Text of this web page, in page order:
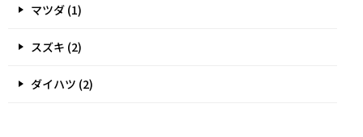
マツダ (1)
スズキ (2)
ダイハツ (2)